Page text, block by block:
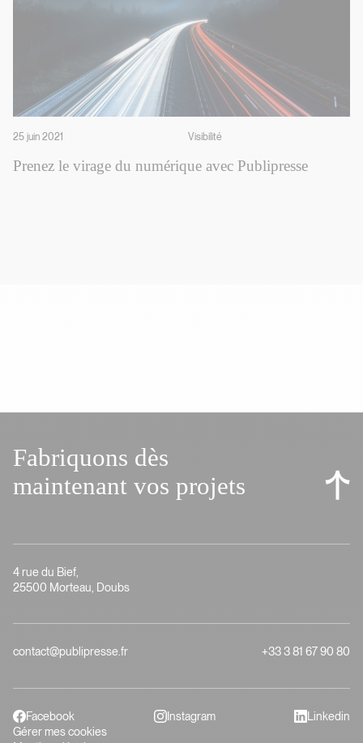
25 juin 2021 Visibilité
Prenez le virage du numérique avec Publipresse
Fabriquons dès
maintenant vos projets
4 rue du Bief,
25500 Morteau, Doubs
contact@publipresse.fr +33 3 81 67 90 80
Facebook Instagram
Linkedin
Gérer mes cookies